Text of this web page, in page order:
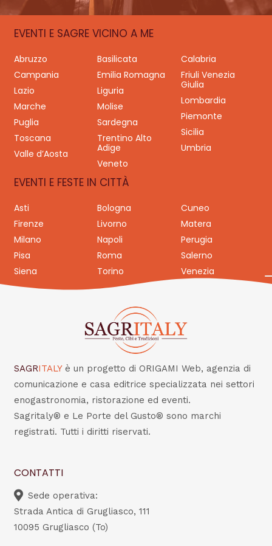
EVENTI E SAGRE VICINO A ME
Abruzzo Basilicata
Calabria
Campania
Emilia Romagna
Friuli Venezia
Giulia
Lazio
Liguria
Lombardia
Marche
Molise
Piemonte
Puglia
Sardegna
Sicilia
Toscana
Trentino Alto
Adige
Umbria
Valle d’Aosta
Veneto
EVENTI E FESTE IN CITTÀ
Asti Bologna
Cuneo
Firenze
Livorno
Matera
Milano
Napoli
Perugia
Pisa
Roma
Salerno
Siena
Torino Venezia
SAGRITALY è un progetto di ORIGAMI Web, agenzia di
comunicazione e casa editrice specializzata nei settori
enogastronomia, ristorazione ed eventi.
Sagritaly® e Le Porte del Gusto® sono marchi
registrati. Tutti i diritti riservati.
CONTATTI
Sede operativa:
Strada Antica di Grugliasco, 111
10095 Grugliasco (To)